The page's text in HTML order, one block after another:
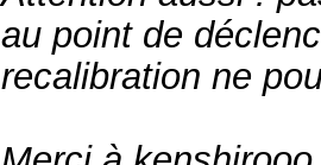
au point de
recalibration ne